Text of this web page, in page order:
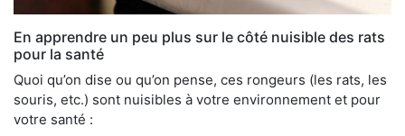
En apprendre un peu plus sur le côté nuisible des rats
pour la santé
Quoi qu’on dise ou qu’on pense, ces rongeurs (les rats, les
souris, etc.) sont nuisibles à votre environnement et pour
votre santé :